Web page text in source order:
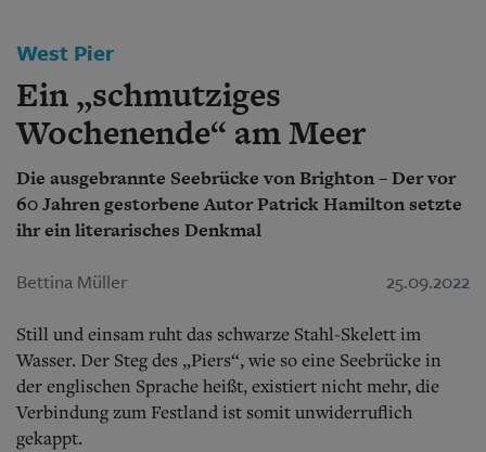
Archiv
Mediadaten
Kontakt
Impressum
Datenschutz
West Pier
Ein „schmutziges
Wochenende“ am Meer
Die ausgebrannte Seebrücke von Brighton – Der vor
60 Jahren gestorbene Autor Patrick Hamilton setzte
ihr ein literarisches Denkmal
Bettina Müller 25.09.2022
Still und einsam ruht das schwarze Stahl-Skelett im
Wasser. Der Steg des „Piers“, wie so eine Seebrücke in
der englischen Sprache heißt, existiert nicht mehr, die
Verbindung zum Festland ist somit unwiderruflich
gekappt.